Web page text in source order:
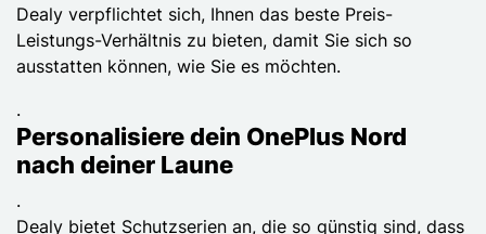
Dealy verpflichtet sich, Ihnen das beste Preis-
Leistungs-Verhältnis zu bieten, damit Sie sich so
ausstatten können, wie Sie es möchten.
.
Personalisiere dein OnePlus Nord
nach deiner Laune
.
Dealy bietet Schutzserien an, die so günstig sind, dass